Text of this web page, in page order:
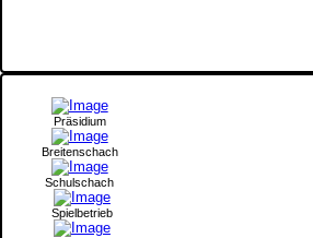
Präsidium
Breitenschach
Schulschach
Spielbetrieb